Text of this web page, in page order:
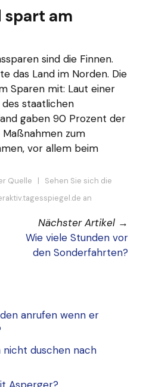
spart am
sind die Finnen.
das Land im Norden. Die
Sparen mit: Laut einer
staatlichen
gaben 90 Prozent der
Maßnahmen zum
vor allem beim
Quelle | Sehen Sie sich die
an
Nächster Artikel →
Wie viele Stunden vor
den Sonderfahrten?
anrufen wenn er
nicht duschen nach